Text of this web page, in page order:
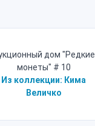
дом "Редкие
монеты" # 10
Из коллекции: Кима
Величко